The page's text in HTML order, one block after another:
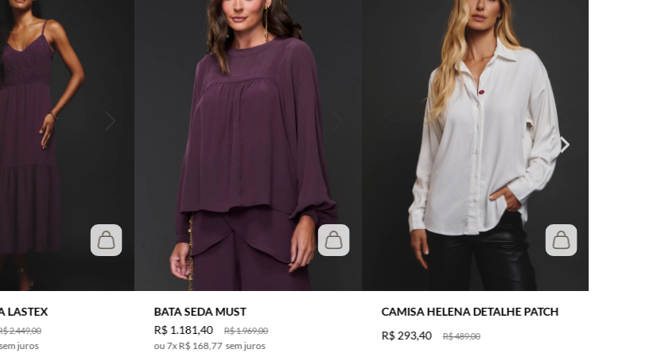
LASTEX
2.449,00
juros
BATA SEDA MUST
R$1.969,00
R$1.181,40
7xR$ 168,77 sem juros
CAMISA HELENA DETALHE PATCH
R$489,00
R$ 293,40